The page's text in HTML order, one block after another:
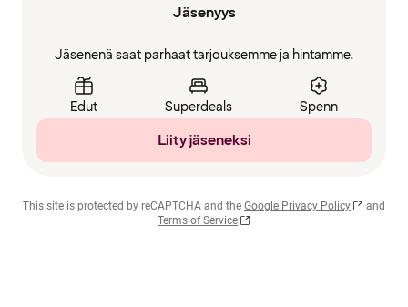
Jäsenyys
Jäsenenä saat parhaat tarjouksemme ja hintamme.
Edut Superdeals Spenn
Liity jäseneksi
This site is protected by reCAPTCHA and the Google Privacy Policy
and
Terms of Service